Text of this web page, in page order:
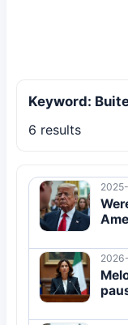
Keyword:
6 results